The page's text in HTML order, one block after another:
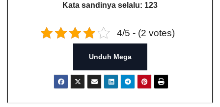
Kata sandinya selalu: 123
4/5 - (2 votes)
Unduh Mega